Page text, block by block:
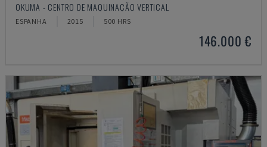
OKUMA - CENTRO DE MAQUINAÇÃO VERTICAL
ESPANHA 2015 500 HRS
146.000 €